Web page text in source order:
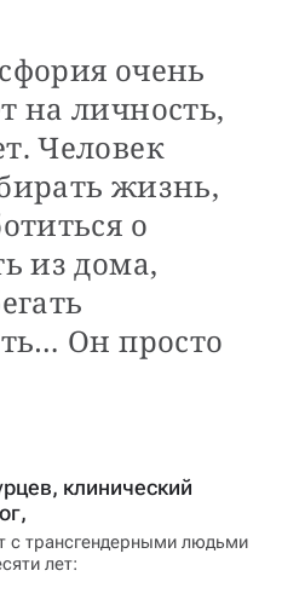
очень
на личность,
Человек
жизнь,
о
из дома,
Он просто
клинический
с трансгендерными людьми
лет: